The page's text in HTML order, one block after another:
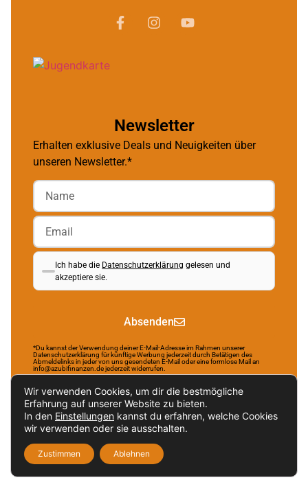
Newsletter
Erhalten exklusive Deals und Neuigkeiten über
unseren Newsletter.*
Ich habe die Datenschutzerklärung gelesen und
akzeptiere sie.
Absenden
*Du kannst der Verwendung deiner E-Mail-Adresse im Rahmen unserer
Datenschutzerklärung für künftige Werbung jederzeit durch Betätigen des
Abmeldelinks in jeder von uns gesendeten E-Mail oder eine formlose Mail an
info@azubifinanzen.de jederzeit widerrufen.
Brought to life by NR Webservices.
ImpressumDatenschutzerklärung
Nachhaltigkeitsverordnung
Wir verwenden Cookies, um dir die bestmögliche
Erfahrung auf unserer Website zu bieten.
In den Einstellungen kannst du erfahren, welche Cookies
wir verwenden oder sie ausschalten.
Zustimmen Ablehnen